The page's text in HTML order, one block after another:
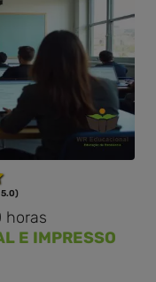
5.0)
horas
E IMPRESSO